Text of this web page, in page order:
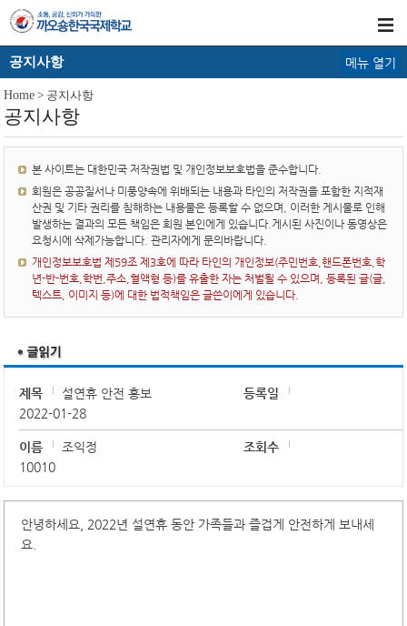
공지사항 메뉴 열기
Home > 공지사항
공지사항
본 사이트는 대한민국 저작권법 및 개인정보보호법을 준수합니다.
회원은 공공질서나 미풍양속에 위배되는 내용과 타인의 저작권을 포함한 지적재
산권 및 기타 권리를 침해하는 내용물은 등록할 수 없으며, 이러한 게시물로 인해
발생하는 결과의 모든 책임은 회원 본인에게 있습니다.게시된 사진이나 동영상은
요청시에 삭제가능합니다. 관리자에게 문의바랍니다.
개인정보보호법 제59조 제3호에 따라 타인의 개인정보(주민번호,핸드폰번호,학
년-반-번호,학번,주소,혈액형 등)를 유출한 자는 처벌될 수 있으며, 등록된 글(글,
텍스트, 이미지 등)에 대한 법적책임은 글쓴이에게 있습니다.
제목 설연휴 안전 홍보
등록일
2022-01-28
이름 조익정
조회수
10010
안녕하세요, 2022년 설연휴 동안 가족들과 즐겁게 안전하게 보내세
요.